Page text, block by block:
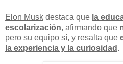
Elon Musk destaca que la
escolarización, afirmando que
pero su equipo sí, y resalta que
la experiencia y la curiosidad .